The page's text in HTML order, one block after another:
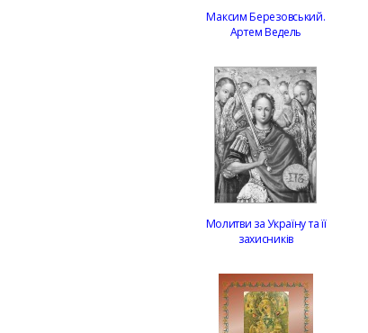
Максим Березовський.
Артем Ведель
Молитви за Україну та її
захисників